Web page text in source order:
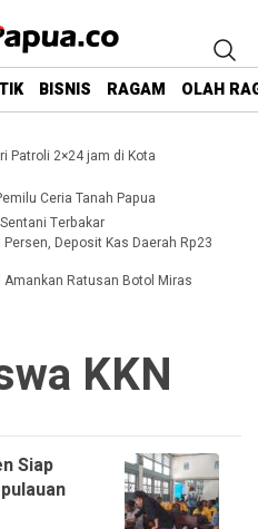
BISNIS RAGAM OLAH
Patroli 2×24 jam di Kota
Ceria Tanah Papua
Terbakar
Deposit Kas Daerah Rp23
Ratusan Botol Miras
KKN
Siap